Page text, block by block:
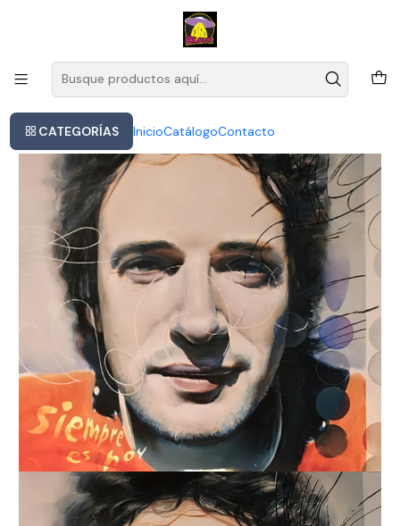
CATEGORÍAS InicioCatálogoContacto
Este es el texto del slide